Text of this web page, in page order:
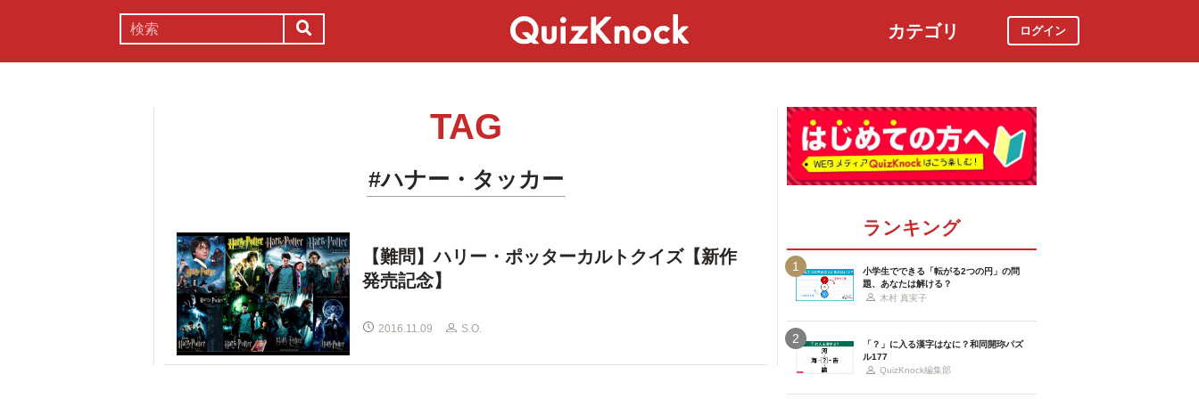
カテゴリ ログイン
TAG
#ハナー・タッカー
【難問】ハリー・ポッターカルトクイズ【新作
発売記念】
2016.11.09 S.O.
ランキング
1
小学生でできる「転がる2つの円」の問
題、あなたは解ける？
木村 真実子
2
「？」に入る漢字はなに？和同開珎パズ
ル177
QuizKnock編集部